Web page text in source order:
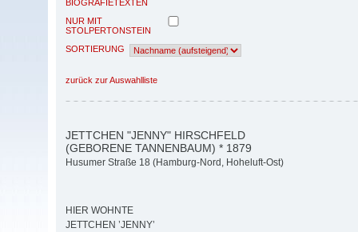
BIOGRAFIETEXTEN
NUR MIT
STOLPERTONSTEIN
SORTIERUNG
zurück zur Auswahlliste
JETTCHEN "JENNY" HIRSCHFELD
(GEBORENE TANNENBAUM) * 1879
Husumer Straße 18 (Hamburg-Nord, Hoheluft-Ost)
HIER WOHNTE
JETTCHEN ’JENNY’